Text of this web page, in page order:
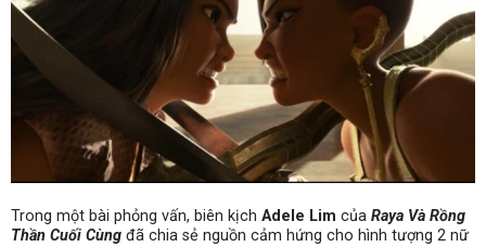
Trong một bài phỏng vấn, biên kịch Adele Lim của Raya Và Rồng
Thần Cuối Cùng đã chia sẻ nguồn cảm hứng cho hình tượng 2 nữ